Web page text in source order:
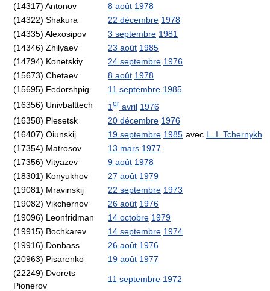
(14317) Antonov
8 août 1978
(14322) Shakura
22 décembre 1978
(14335) Alexosipov
3 septembre 1981
(14346) Zhilyaev
23 août 1985
(14794) Konetskiy
24 septembre 1976
(15673) Chetaev
8 août 1978
(15695) Fedorshpig
11 septembre 1985
(16356) Univbalttech
1 er avril 1976
(16358) Plesetsk
20 décembre 1976
(16407) Oiunskij
19 septembre 1985 avec L. I. Tchernykh
(17354) Matrosov
13 mars 1977
(17356) Vityazev
9 août 1978
(18301) Konyukhov
27 août 1979
(19081) Mravinskij
22 septembre 1973
(19082) Vikchernov
26 août 1976
(19096) Leonfridman
14 octobre 1979
(19915) Bochkarev
14 septembre 1974
(19916) Donbass
26 août 1976
(20963) Pisarenko
19 août 1977
(22249) Dvorets
Pionerov
11 septembre 1972